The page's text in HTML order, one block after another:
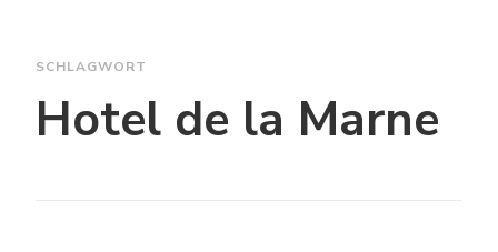
SCHLAGWORT
Hotel de la Marne